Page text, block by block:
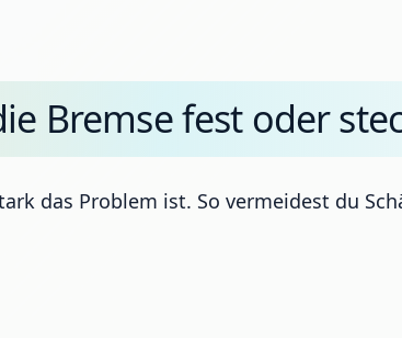
Bremse fest oder
das Problem ist. So vermeidest du